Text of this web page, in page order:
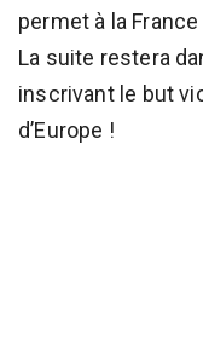
permet à la
La suite restera
inscrivant le but
d’Europe !